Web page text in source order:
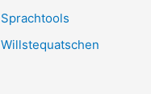
Sprachtools
Willstequatschen